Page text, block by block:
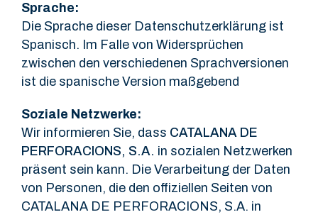
Sprache:
Die Sprache dieser Datenschutzerklärung ist
Spanisch. Im Falle von Widersprüchen
zwischen den verschiedenen Sprachversionen
ist die spanische Version maßgebend
Soziale Netzwerke:
Wir informieren Sie, dass CATALANA DE
PERFORACIONS, S.A. in sozialen Netzwerken
präsent sein kann. Die Verarbeitung der Daten
von Personen, die den offiziellen Seiten von
CATALANA DE PERFORACIONS, S.A. in